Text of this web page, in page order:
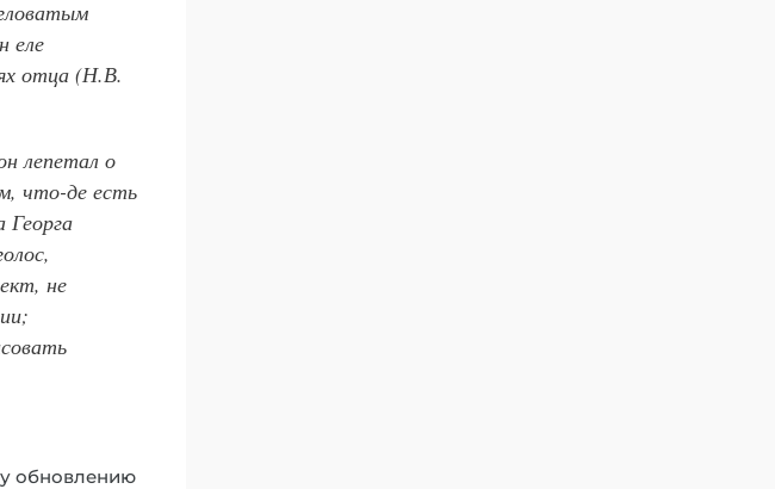
еле
отца (Н.В.
лепетал о
что-де есть
Георга
не
обновлению